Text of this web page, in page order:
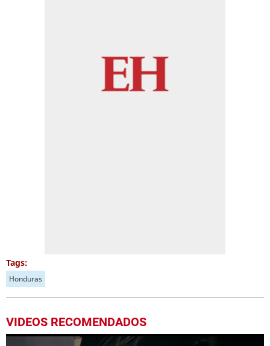
Tags:
Honduras
VIDEOS RECOMENDADOS